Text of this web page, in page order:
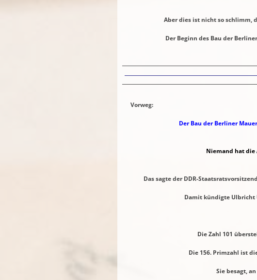
Aber dies ist nicht so schlimm, denn
Der Beginn des Bau der Berliner
Bilder
Vorweg:
Der Bau der Berliner
Niemand hat die
Das sagte der DDR-
Damit kündigte Ulbricht
15 + 6 + 19
Die Zahl 101 übersteigt die
Die 156. Primzahl ist die
Sie besagt, an welchem Monat